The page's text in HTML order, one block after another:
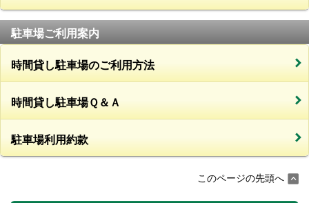
駐車場ご利用案内
時間貸し駐車場のご利用方法
時間貸し駐車場Ｑ＆Ａ
駐車場利用約款
このページの先頭へ